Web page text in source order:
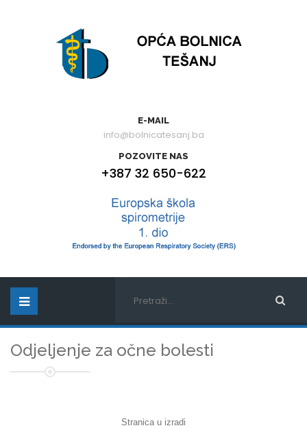
E-MAIL
info@bolnicatesanj.ba
POZOVITE NAS
+387 32 650-622
Odjeljenje za očne bolesti
Stranica u izradi